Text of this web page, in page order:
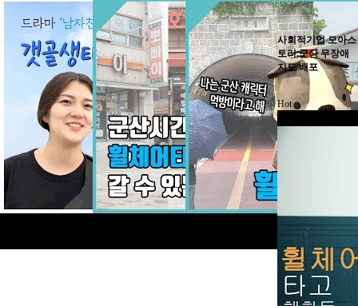
사회적기업 모아스
토리,군산 무장애
지도 배포
Hot